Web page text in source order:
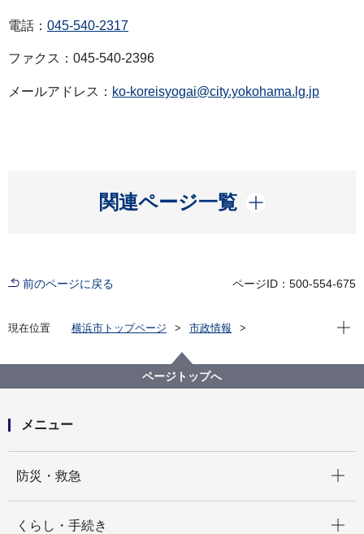
電話： 045-540-2317
ファクス：045-540-2396
メールアドレス： ko-koreisyogai@city.yokohama.lg.jp
関連ページ一覧
開く
前のページに戻る ページID：500-554-675
現在位置 横浜市トップページ
市政情報
横浜F・マリノスの全面協力！ みんなでトライして健
康に♪『港北MMダンス』の動画が完成しました!!
現在
ページトップへ
メニュー
防災・救急
くらし・手続き